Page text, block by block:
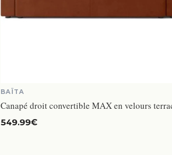
BAÏTA
549.99€